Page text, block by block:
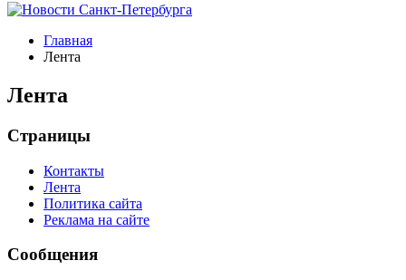
Главная
Лента
Лента
Страницы
Контакты
Лента
Политика сайта
Реклама на сайте
Сообщения